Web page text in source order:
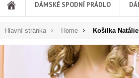
DÁMSKÉ SPODNÍ PRÁDLO
Hlavní stránka Home Košilka